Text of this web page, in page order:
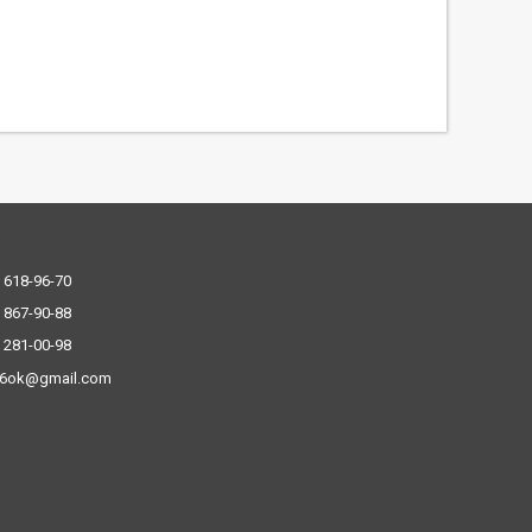
96-70
90-88
00-98